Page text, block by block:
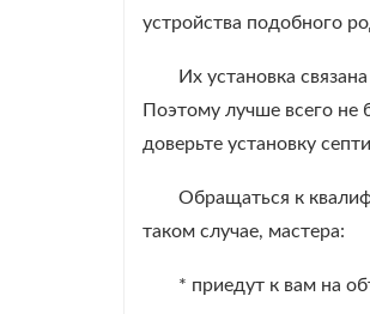
устройства подобного
Их установка
Поэтому лучше всего не
доверьте установку
Обращаться к
таком случае, мастера:
* приедут к вам на